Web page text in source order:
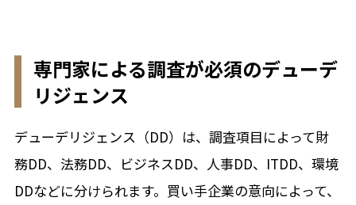
専門家による調査が必須のデューデ
リジェンス
デューデリジェンス（DD）は、調査項目によって財
務DD、法務DD、ビジネスDD、人事DD、ITDD、環境
DDなどに分けられます。買い手企業の意向によって、